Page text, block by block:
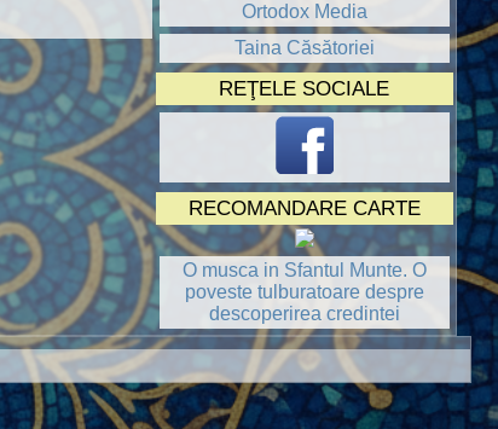
Ortodox Media
Taina Căsătoriei
REŢELE SOCIALE
RECOMANDARE CARTE
O musca in Sfantul Munte. O
poveste tulburatoare despre
descoperirea credintei